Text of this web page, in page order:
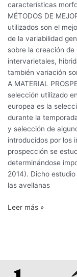
características
MÉTODOS DE
utilizados son el
de la variabilidad
sobre la creación
intervarietales,
también variación
A MATERIAL
selección utilizado
europea es la
durante la
y selección de
introducidos por los
prospección se
determinándose
2014). Dicho
las avellanas
Leer más »